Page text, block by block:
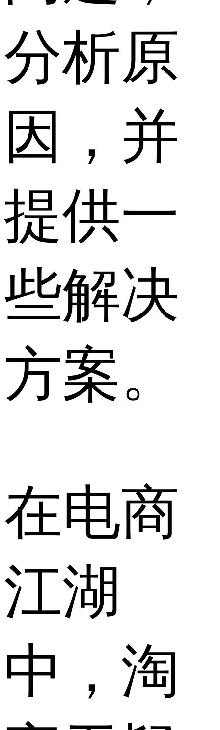
分析原
因，并
提供一
些解决
方案。
在电商
江湖
中，淘